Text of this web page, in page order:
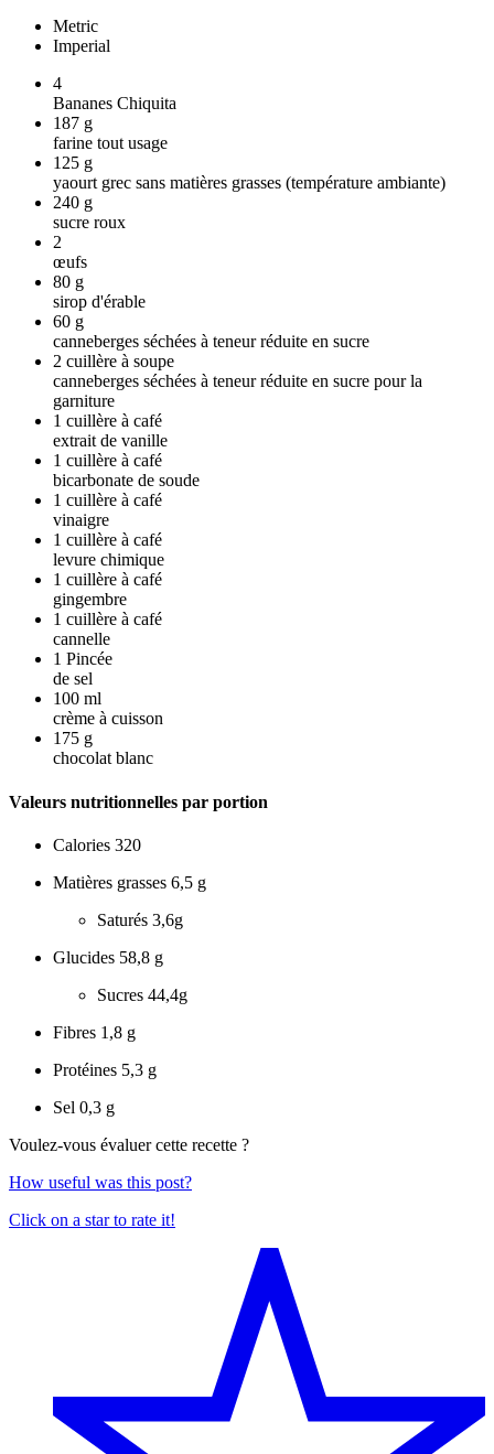
Metric
Imperial
4
Bananes Chiquita
187 g
farine tout usage
125 g
yaourt grec sans matières grasses (température ambiante)
240 g
sucre roux
2
œufs
80 g
sirop d'érable
60 g
canneberges séchées à teneur réduite en sucre
2 cuillère à soupe
canneberges séchées à teneur réduite en sucre pour la
garniture
1 cuillère à café
extrait de vanille
1 cuillère à café
bicarbonate de soude
1 cuillère à café
vinaigre
1 cuillère à café
levure chimique
1 cuillère à café
gingembre
1 cuillère à café
cannelle
1 Pincée
de sel
100 ml
crème à cuisson
175 g
chocolat blanc
Valeurs nutritionnelles par portion
Calories 320
Matières grasses 6,5 g
Saturés 3,6g
Glucides 58,8 g
Sucres 44,4g
Fibres 1,8 g
Protéines 5,3 g
Sel 0,3 g
Voulez-vous évaluer cette recette ?
How useful was this post?
Click on a star to rate it!